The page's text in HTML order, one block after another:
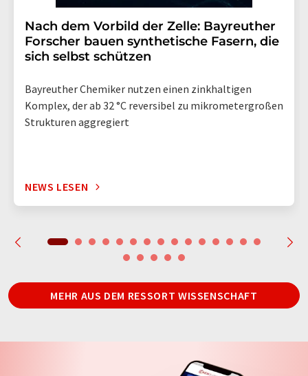
Nach dem Vorbild der Zelle: Bayreuther
Forscher bauen synthetische Fasern, die
sich selbst schützen
Bayreuther Chemiker nutzen einen zinkhaltigen
Komplex, der ab 32 °C reversibel zu mikrometergroßen
Strukturen aggregiert
NEWS LESEN
MEHR AUS DEM RESSORT WISSENSCHAFT